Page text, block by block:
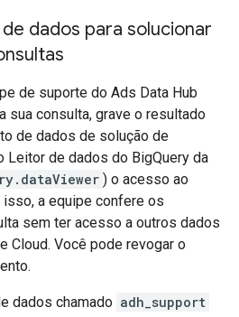
dados para solucionar
de suporte do Ads Data Hub
sua consulta, grave o resultado
de dados de solução de
Leitor de dados do BigQuery da
) o acesso ao
a equipe confere os
sem ter acesso a outros dados
Cloud. Você pode revogar o
dados chamado adh_support